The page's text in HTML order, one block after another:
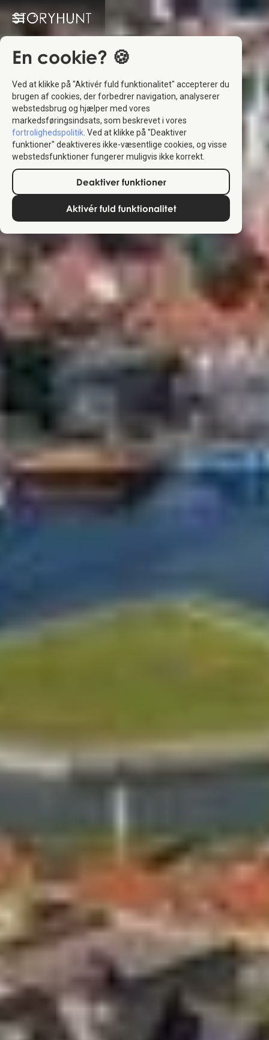
En cookie? 🍪
Ved at klikke på "Aktivér fuld funktionalitet" accepterer du
brugen af cookies, der forbedrer navigation, analyserer
webstedsbrug og hjælper med vores
markedsføringsindsats, som beskrevet i vores
fortrolighedspolitik . Ved at klikke på "Deaktiver
funktioner" deaktiveres ikke-væsentlige cookies, og visse
webstedsfunktioner fungerer muligvis ikke korrekt.
Deaktiver funktioner
Aktivér fuld funktionalitet